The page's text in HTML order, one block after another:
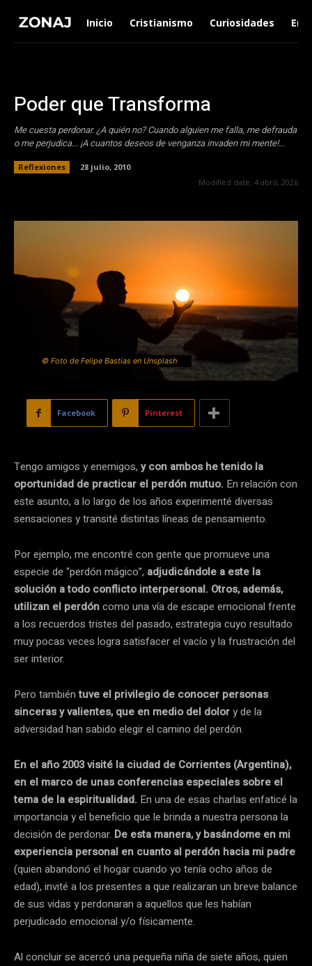
Inicio Cristianismo Curiosidades
Poder que Transforma
Me cuesta perdonar. ¿A quién no? Cuando alguien me falla, me defrauda
o me perjudica... ¡A cuantos deseos de venganza invaden mi mente!...
Reflexiones
28 julio, 2010
Modified date: 4 abril, 2026
© Foto de Felipe Bastias en Unsplash
Facebook Pinterest
Tengo amigos y enemigos, y con ambos he tenido la
oportunidad de practicar el perdón mutuo. En relación con
este asunto, a lo largo de los años experimenté diversas
sensaciones y transité distintas líneas de pensamiento.
Por ejemplo, me encontré con gente que promueve una
especie de “perdón mágico”, adjudicándole a este la
solución a todo conflicto interpersonal. Otros, además,
utilizan el perdóncomo una vía de escape emocional frente
a los recuerdos tristes del pasado, estrategia cuyo resultado
muy pocas veces logra satisfacer el vacío y la frustración del
ser interior.
Pero tambiéntuve el privilegio de conocer personas
sinceras y valientes, que en medio del dolory de la
adversidad han sabido elegir el camino del perdón.
En el año 2003 visité la ciudad de Corrientes (Argentina),
en el marco de unas conferencias especiales sobre el
tema de la espiritualidad. En una de esas charlas enfaticé la
importancia y el beneficio que le brinda a nuestra persona la
decisión de perdonar. De esta manera, y basándome en mi
experiencia personal en cuanto al perdón hacia mi padre
(quien abandonó el hogar cuando yo tenía ocho años de
edad), invité a los presentes a que realizaran un breve balance
de sus vidas y perdonaran a aquellos que les habían
perjudicado emocional y/o físicamente.
Al concluir se acercó una pequeña niña de siete años, quien